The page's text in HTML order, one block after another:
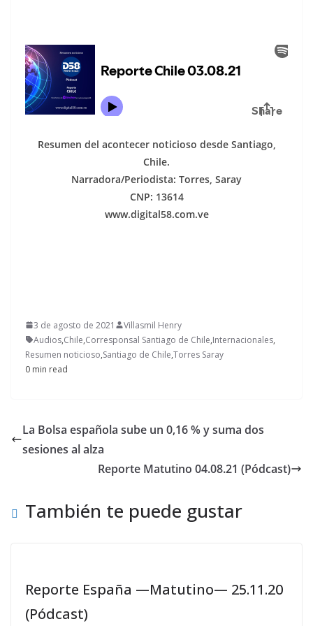
Resumen del acontecer noticioso desde Santiago,
Chile.
Narradora/Periodista: Torres, Saray
CNP: 13614
www.digital58.com.ve
3 de agosto de 2021
Villasmil Henry
Audios,Chile,Corresponsal Santiago de Chile,Internacionales,
Resumen noticioso,Santiago de Chile,Torres Saray
0 min read
La Bolsa española sube un 0,16 % y suma dos
sesiones al alza
Reporte Matutino 04.08.21 (Pódcast)
También te puede gustar
Reporte España —Matutino— 25.11.20
(Pódcast)